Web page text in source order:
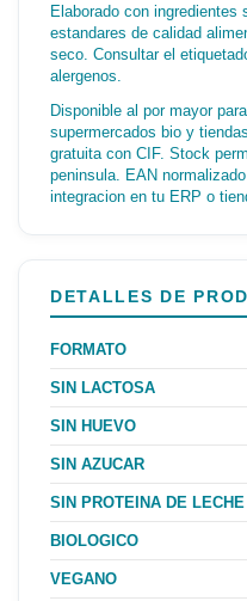
Elaborado con ingredientes
estandares de calidad
seco. Consultar el
alergenos.
Disponible al por mayor
supermercados bio y
gratuita con CIF. Stock
peninsula. EAN
integracion en tu ERP o
DETALLES DE
FORMATO
SIN LACTOSA
SIN HUEVO
SIN AZUCAR
SIN PROTEINA DE LECHE
BIOLOGICO
VEGANO